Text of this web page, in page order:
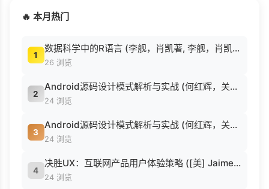
🔥 本月热门
1
数据科学中的R语言 (李舰，肖凯著, 李舰，肖凯著；吴喜之审校, Pdg2Pic).pdf
26 浏览
2
Android源码设计模式解析与实战 (何红辉，关爱民著, 何红辉, 关爱民著, 何红辉, 关爱民).pdf
24 浏览
3
Android源码设计模式解析与实战 (何红辉，关爱民著, 何红辉, 关爱民著, 何红辉, 关爱民).pdf
24 浏览
4
决胜UX：互联网产品用户体验策略 ([美] Jaime Levy [[美] Jaime Levy]).epub
24 浏览